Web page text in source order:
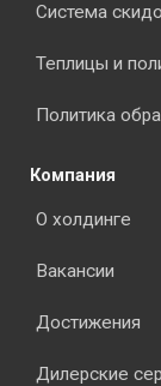
Система
Теплицы и
Политика
Компания
О холдинге
Вакансии
Достижения
Дилерские